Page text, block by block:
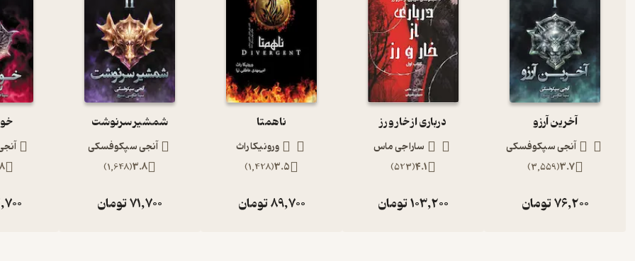
آخرین آرزو
آنجی سپکوفسکی
3.7
(
3,559
)
76,200تومان
درباری از خار و رز
سارا جی ماس
4.1
(
523
)
103,200تومان
ناهمتا
ورونیکا راث
3.5
(
1,428
)
89,700تومان
شمشیر سرنوشت
آنجی سپکوفسکی
3.8
(
1,648
)
71,700تومان